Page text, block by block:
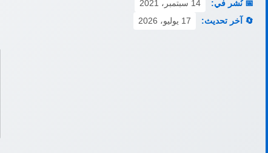
📅 نُشر في:
14 سبتمبر، 2021
🔄 آخر تحديث:
17 يوليو، 2026